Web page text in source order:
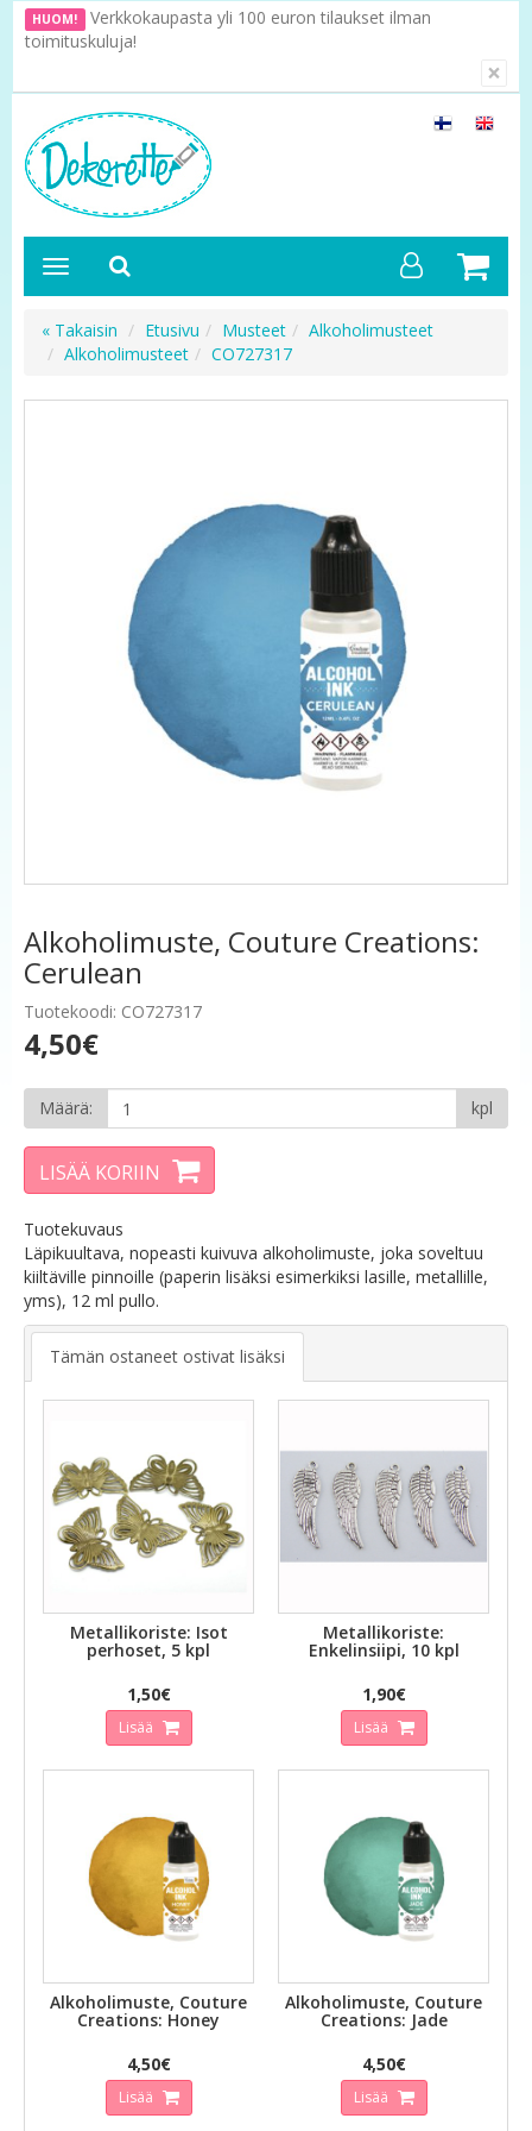
HUOM! Verkkokaupasta yli 100 euron tilaukset ilman
toimituskuluja!
×
« Takaisin Etusivu Musteet
Alkoholimusteet
Alkoholimusteet
CO727317
Alkoholimuste, Couture Creations:
Cerulean
Tuotekoodi: CO727317
4,50€
Määrä: kpl
LISÄÄ KORIIN
Tuotekuvaus
Läpikuultava, nopeasti kuivuva alkoholimuste, joka soveltuu
kiiltäville pinnoille (paperin lisäksi esimerkiksi lasille, metallille,
yms), 12 ml pullo.
Tämän ostaneet ostivat lisäksi
Metallikoriste: Isot
perhoset, 5 kpl
1,50€
Lisää
Metallikoriste:
Enkelinsiipi, 10 kpl
1,90€
Lisää
Alkoholimuste, Couture
Creations: Honey
4,50€
Lisää
Alkoholimuste, Couture
Creations: Jade
4,50€
Lisää